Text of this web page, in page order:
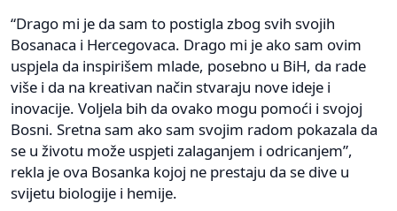
“Drago mi je da sam to postigla zbog svih svojih
Bosanaca i Hercegovaca. Drago mi je ako sam ovim
uspjela da inspirišem mlade, posebno u BiH, da rade
više i da na kreativan način stvaraju nove ideje i
inovacije. Voljela bih da ovako mogu pomoći i svojoj
Bosni. Sretna sam ako sam svojim radom pokazala da
se u životu može uspjeti zalaganjem i odricanjem”,
rekla je ova Bosanka kojoj ne prestaju da se dive u
svijetu biologije i hemije.